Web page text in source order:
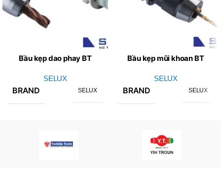
Bầu kẹp dao phay BT
SELUX
BRAND SELUX
Bầu kẹp mũi khoan BT
SELUX
BRAND SELUX